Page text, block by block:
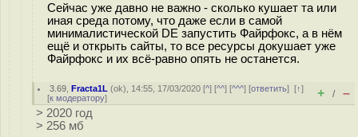
Сейчас уже давно не важно - сколько кушает та или
иная среда потому, что даже если в самой
минималистической DE запустить Файрфокс, а в нём
ещё и открыть сайты, то все ресурсы докушает уже
Файрфокс и их всё-равно опять не останется.
3.69 ,Fracta1L (ok), 14:55, 17/03/2020 [^] [^^] [^^^] [ответить][↑]
[к модератору] + / –
> 2020 год
> 256 мб